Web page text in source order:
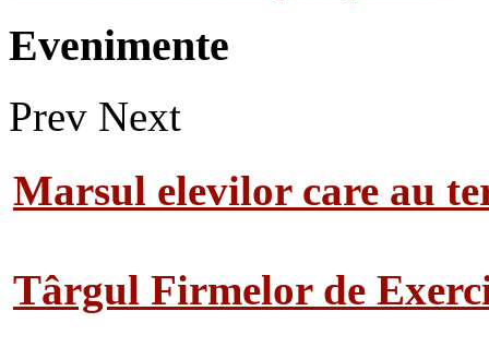
Evenimente
Prev Next
Marsul elevilor care au
Târgul Firmelor de